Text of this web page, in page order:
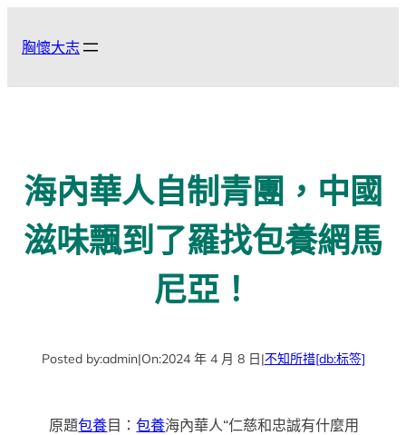
胸懷大志
海內華人自制青團，中國
滋味飄到了羅找包養網馬
尼亞！
Posted by:admin|On:2024 年 4 月 8 日|不知所措[db:标签]
原題包養目：包養海內華人“仁慈和忠誠有什麼用